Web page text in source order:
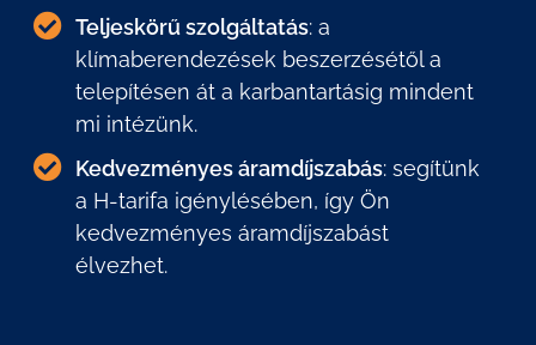
Teljeskörű szolgáltatás: a
klímaberendezések beszerzésétől a
telepítésen át a karbantartásig mindent
mi intézünk.
Kedvezményes áramdíjszabás: segítünk
a H-tarifa igénylésében, így Ön
kedvezményes áramdíjszabást
élvezhet.